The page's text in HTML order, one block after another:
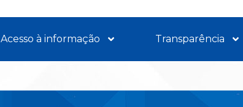
Acesso à informação Transparência